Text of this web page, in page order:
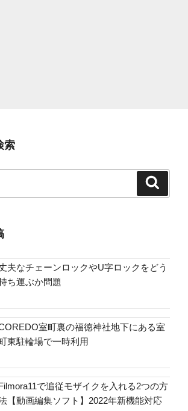
索
夫なチェーンロックやU字ロックをどう
ち運ぶか問題
室町裏の福徳神社地下にある室
東駐輪場で一時利用
Filmora11で追従モザイクを入れる2つの方
【動画編集ソフト】2022年新機能対応